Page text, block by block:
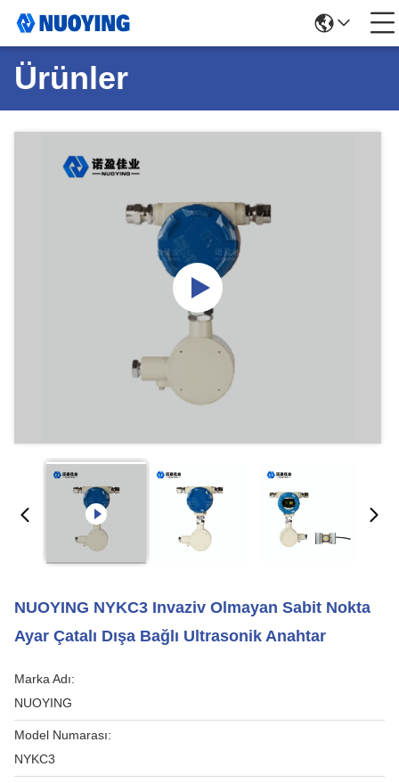
Ürünler
NUOYING NYKC3 Invaziv Olmayan Sabit Nokta
Ayar Çatalı Dışa Bağlı Ultrasonik Anahtar
Marka Adı:
NUOYING
Model Numarası:
NYKC3